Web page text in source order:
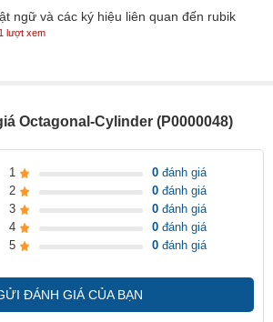
ngữ và các ký hiệu liên quan đến rubik
lượt xem
Octagonal-Cylinder (P0000048)
1 0 đánh giá
2
0 đánh giá
3
0 đánh giá
4
0 đánh giá
5
0 đánh giá
ĐÁNH GIÁ CỦA BẠN